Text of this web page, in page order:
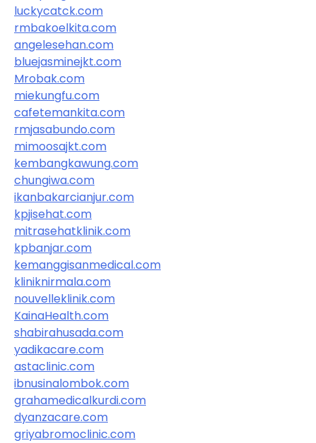
luckycatck.com
rmbakoelkita.com
angelesehan.com
bluejasminejkt.com
Mrobak.com
miekungfu.com
cafetemankita.com
rmjasabundo.com
mimoosajkt.com
kembangkawung.com
chungiwa.com
ikanbakarcianjur.com
kpjisehat.com
mitrasehatklinik.com
kpbanjar.com
kemanggisanmedical.com
kliniknirmala.com
nouvelleklinik.com
KainaHealth.com
shabirahusada.com
yadikacare.com
astaclinic.com
ibnusinalombok.com
grahamedicalkurdi.com
dyanzacare.com
griyabromoclinic.com